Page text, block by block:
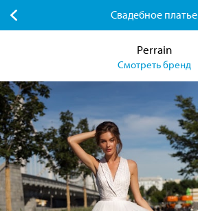
Свадебное платье
Perrain
Смотреть бренд